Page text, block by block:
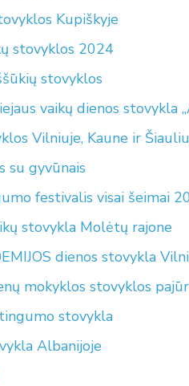
Kupiškyje
stovyklos 2024
stovyklos
vaikų dienos stovykla
Vilniuje, Kaune ir
su gyvūnais
festivalis visai šeimai
stovykla Molėtų rajone
dienos stovykla
mokyklos stovyklos
stovykla
Albanijoje